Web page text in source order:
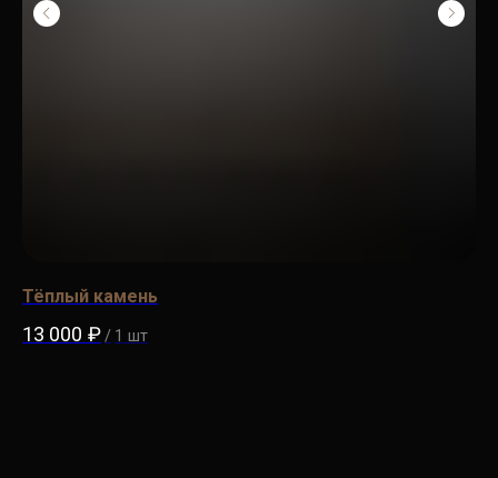
Тёплый камень
13 000 ₽/ 1 шт